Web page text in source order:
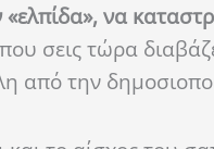
να
σεις τώρα
από την